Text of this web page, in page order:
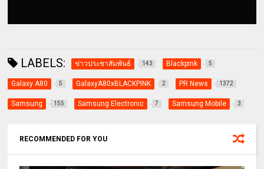
LABELS: ข่าวประชาสัมพันธ์ 143 Blackpink 5
Galaxy A80 5 GalaxyA80xBLACKPINK 2 PR News 1372
Samsung 155 Samsung Electronic 7 Samsung Mobile 3
RECOMMENDED FOR YOU